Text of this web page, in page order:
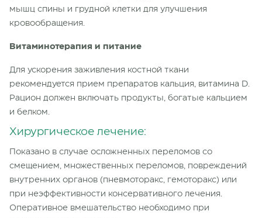
мышц спины и грудной клетки для улучшения
кровообращения.
Витаминотерапия и питание
Для ускорения заживления костной ткани
рекомендуется прием препаратов кальция, витамина D.
Рацион должен включать продукты, богатые кальцием
и белком.
Хирургическое лечение:
Показано в случае осложненных переломов со
смещением, множественных переломов, повреждений
внутренних органов (пневмоторакс, гемоторакс) или
при неэффективности консервативного лечения.
Оперативное вмешательство необходимо при